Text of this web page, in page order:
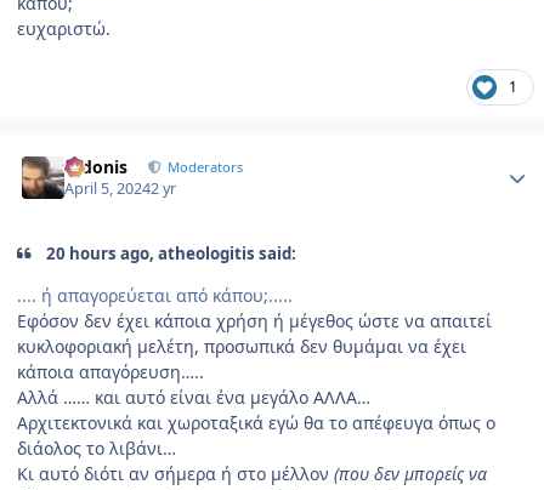
ευχαριστώ.
1
Didonis Moderators
April 5, 20242 yr
20 hours ago, atheologitis said:
.... ή απαγορεύεται από κάπου;.....
Εφόσον δεν έχει κάποια χρήση ή μέγεθος ώστε να απαιτεί
κυκλοφοριακή μελέτη, προσωπικά δεν θυμάμαι να έχει
κάποια απαγόρευση…..
Αλλά …… και αυτό είναι ένα μεγάλο ΑΛΛΑ…
Αρχιτεκτονικά και χωροταξικά εγώ θα το απέφευγα όπως ο
διάολος το λιβάνι…
Κι αυτό διότι αν σήμερα ή στο μέλλον (που δεν μπορείς να